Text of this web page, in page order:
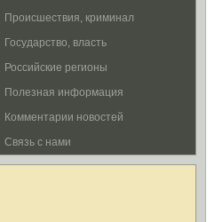
Происшествия, криминал
Государство, власть
Российские регионы
Полезная информация
Комментарии новостей
Связь с нами